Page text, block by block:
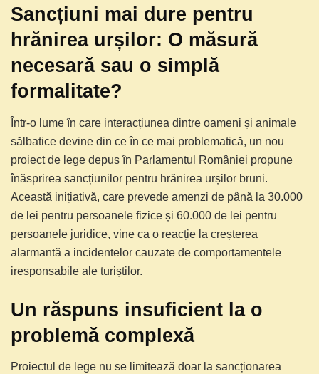
Sancțiuni mai dure pentru
hrănirea urșilor: O măsură
necesară sau o simplă
formalitate?
Într-o lume în care interacțiunea dintre oameni și animale
sălbatice devine din ce în ce mai problematică, un nou
proiect de lege depus în Parlamentul României propune
înăsprirea sancțiunilor pentru hrănirea urșilor bruni.
Această inițiativă, care prevede amenzi de până la 30.000
de lei pentru persoanele fizice și 60.000 de lei pentru
persoanele juridice, vine ca o reacție la creșterea
alarmantă a incidentelor cauzate de comportamentele
iresponsabile ale turiștilor.
Un răspuns insuficient la o
problemă complexă
Proiectul de lege nu se limitează doar la sancționarea